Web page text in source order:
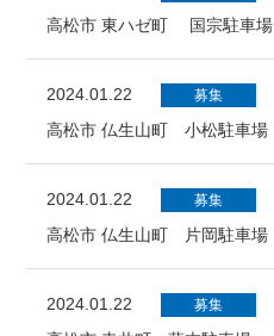
高松市 東ハゼ町 国宗駐車場
2024.01.22 募集
高松市 仏生山町 小松駐車場
2024.01.22 募集
高松市 仏生山町 片岡駐車場
2024.01.22 募集